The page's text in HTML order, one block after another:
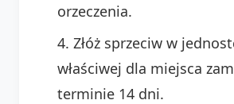
orzeczenia.
Złóż sprzeciw w
właściwej dla miejsca
terminie 14 dni.